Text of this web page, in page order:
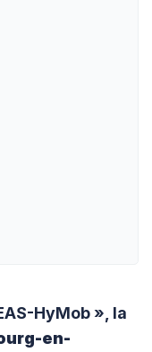
HyMob », la
en-